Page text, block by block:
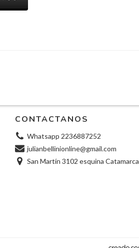
CONTACTANOS
Whatsapp 2236887252
julianbellinionline@gmail.com
San Martín 3102 esquina Catamarca